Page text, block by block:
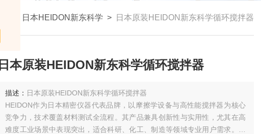
热卖！日本HEIDON新东科学 > 日本原装HEIDON新东科学循环搅拌器
日本原装HEIDON新东科学循环搅拌器
描述： 日本原装HEIDON新东科学循环搅拌器
HEIDON作为日本精密仪器代表品牌，以‌摩擦学设备与高性能搅拌器‌为核心
竞争力，技术覆盖材料测试全流程。其产品兼具创新性与实用性，尤其在高
难度工业场景中表现突出，适合科研、化工、制造等领域专业用户需求。如